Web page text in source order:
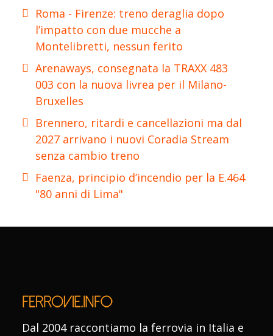
Roma - Firenze: treno deraglia dopo
l’impatto con due mucche a
Montelibretti, nessun ferito
Arenaways, consegnata la TRAXX 483
003 con la nuova livrea per il Milano-
Bruxelles
Brennero, ritardi e cancellazioni ma dal
2027 arrivano i nuovi Coradia Stream
senza cambio treno
Faenza, principio d’incendio per la E.464
"80 anni di Lima"
Dal 2004 raccontiamo la ferrovia in Italia e